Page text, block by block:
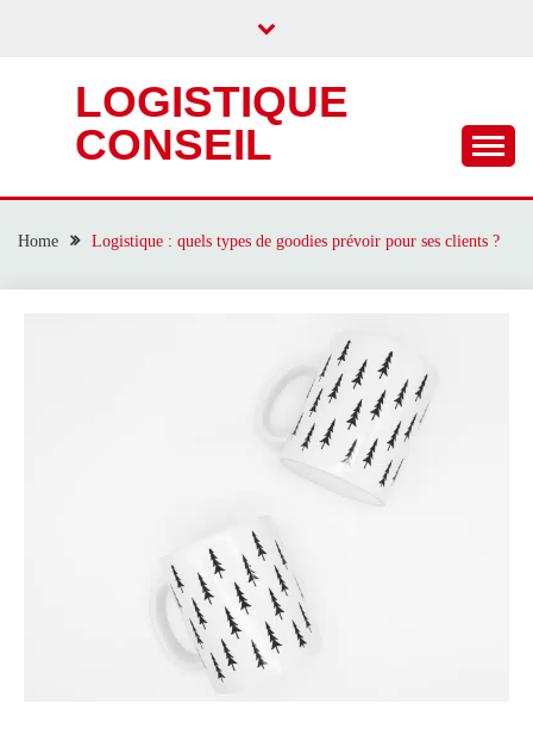
LOGISTIQUE
CONSEIL
Home Logistique : quels types de goodies prévoir pour ses clients ?